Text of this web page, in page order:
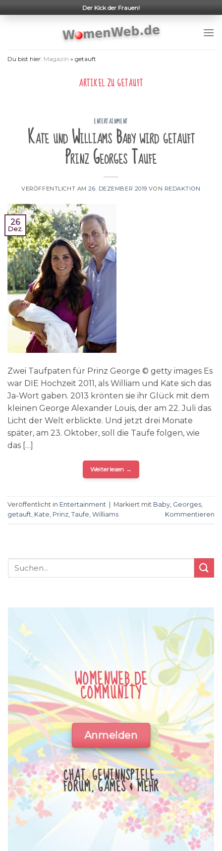
to
Der Kick der Frauen!
Du bist hier: Magazin » getauft
ARTIKEL ZUGETAUFT
ENTERTAINMENT
Kate und Williams Baby wird getauft
Prinz Georges Taufe
VERÖFFENTLICHT AM26. DEZEMBER 2019 VON REDAKTION
26
Dez.
Zwei Taufpaten für Prinz George © getty images Es
war DIE Hochzeit 2011, als William und Kate sich das
Ja-Wort gaben. 2013 krönten sie ihr Glück mit dem
kleinen George Alexander Louis, der am 22. Juli das
Licht der Welt erblickte. Und jetzt drei Monate
später, am 23. Oktober, soll die Taufe folgen, wie
das […]
Weiterlesen →
Veröffentlicht in Entertainment Markiert mit Baby Georges
getauft Kate Prinz Taufe Williams Kommentieren
WOMENWEB.DE
COMMUNITY
Anmelden
CHAT, GEWINNSPIELE,
FORUM, GAMES & MEHR